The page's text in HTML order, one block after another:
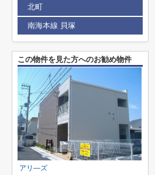
北町
南海本線 貝塚
この物件を見た方へのお勧め物件
アリ―ズ